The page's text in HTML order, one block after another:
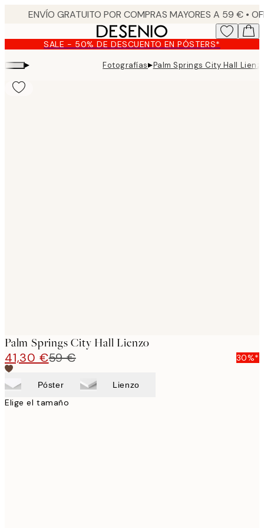
content.SALE - 50% DE DESCUENTO EN PÓSTERS*
▸ Fotografías▸Palm Springs City Hall
Palm Springs City Hall Lienzo
41,30 €59 € 30%*
Póster Lienzo
Elige el tamaño